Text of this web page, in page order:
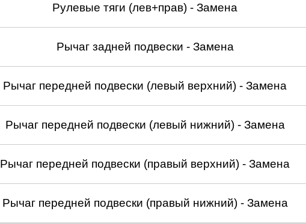
Рулевые тяги (лев+прав) - Замена
Рычаг задней подвески - Замена
Рычаг передней подвески (левый верхний) - Замена
Рычаг передней подвески (левый нижний) - Замена
Рычаг передней подвески (правый верхний) - Замена
Рычаг передней подвески (правый нижний) - Замена